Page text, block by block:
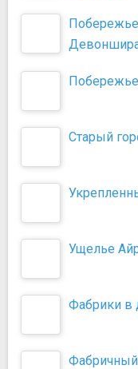
Старый
Ущелье
Фабрики в